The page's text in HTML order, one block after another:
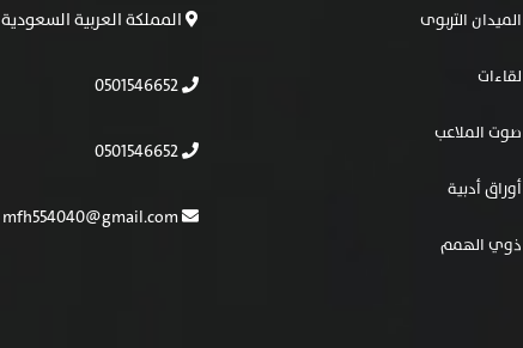
الميدان التربوى
لقاءات
صوت الملاعب
أوراق أدبية
ذوي الهمم
المملكة العربية السعودية
0501546652
0501546652